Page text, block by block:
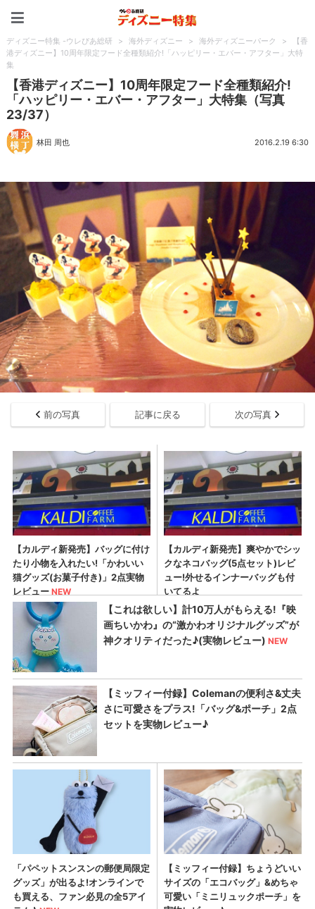
ディズニー特集 -ウレぴあ総研 > 海外ディズニー > 海外ディズニーパーク >
【香
港ディズニー】10周年限定フード全種類紹介!「ハッピリー・エバー・アフター」大特
集
【香港ディズニー】10周年限定フード全種類紹介!
「ハッピリー・エバー・アフター」大特集（写真
23/37）
林田 周也 2016.2.19 6:30
前の写真 記事に戻る 次の写真